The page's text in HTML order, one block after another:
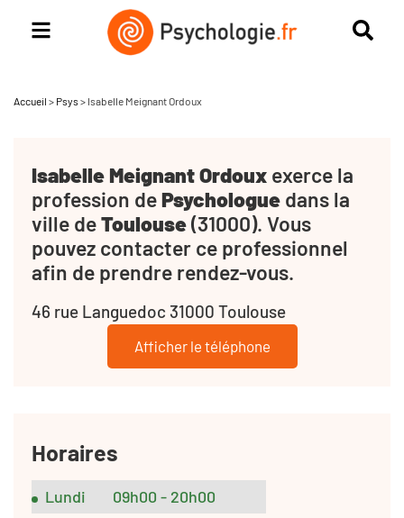
Accueil > Psys > Isabelle Meignant Ordoux
Isabelle Meignant Ordoux exerce la
profession dePsychologue dans la
ville deToulouse(31000). Vous
pouvez contacter ce professionnel
afin de prendre rendez-vous.
46 rue Languedoc 31000 Toulouse
Afficher le téléphone
Horaires
Lundi
09h00 - 20h00